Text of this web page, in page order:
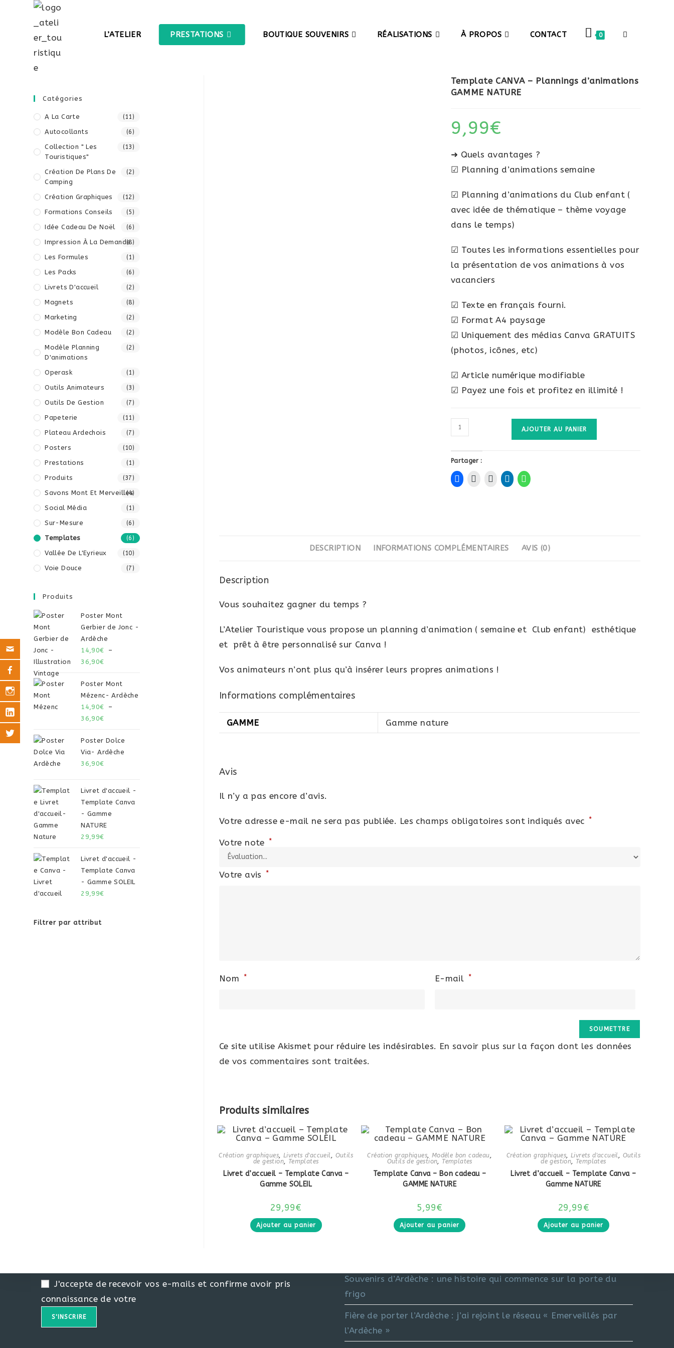
L’ATELIER PRESTATIONS BOUTIQUE SOUVENIRS RÉALISATIONS À PROPOS CONTACT 0
Template CANVA – Plannings d’animations
GAMME NATURE
9,99€
➜ Quels avantages ?
☑ Planning d’animations semaine
☑ Planning d’animations du Club enfant (
avec idée de thématique – thème voyage
dans le temps)
☑ Toutes les informations essentielles pour
la présentation de vos animations à vos
vacanciers
☑ Texte en français fourni.
☑ Format A4 paysage
☑ Uniquement des médias Canva GRATUITS
(photos, icônes, etc)
☑ Article numérique modifiable
☑ Payez une fois et profitez en illimité !
AJOUTER AU PANIER
Partager :
DESCRIPTION INFORMATIONS COMPLÉMENTAIRES AVIS (0)
Description
Vous souhaitez gagner du temps ?
L’Atelier Touristique vous propose un planning d’animation ( semaine et Club enfant) esthétique
et prêt à être personnalisé sur Canva !
Vos animateurs n’ont plus qu’à insérer leurs propres animations !
Informations complémentaires
GAMME Gamme nature
Avis
Il n’y a pas encore d’avis.
Votre adresse e-mail ne sera pas publiée. Les champs obligatoires sont indiqués avec *
Votre note *
Votre avis *
Nom * E-mail *
Ce site utilise Akismet pour réduire les indésirables. En savoir plus sur la façon dont les données
de vos commentaires sont traitées.
Produits similaires
Création graphiques Livrets d'accueil
Outils
de gestion, Templates
Livret d’accueil – Template Canva –
Gamme SOLEIL
29,99€
Ajouter au panier
Création graphiques Modèle bon cadeau
Outils de gestion
Templates
Template Canva – Bon cadeau –
GAMME NATURE
5,99€
Ajouter au panier
Création graphiques ,Livrets d'accueil
Outils
de gestion
Templates
Livret d’accueil – Template Canva –
Gamme NATURE
29,99€
Ajouter au panier
Catégories
A La Carte (11)
Autocollants (6)
Collection " Les
Touristiques"
(13)
Création De Plans De
Camping
(2)
Création Graphiques (12)
Formations Conseils (5)
Idée Cadeau De Noël (6)
Impression À La Demande(8)
Les Formules (1)
Les Packs (6)
Livrets D'accueil (2)
Magnets (8)
Marketing (2)
Modèle Bon Cadeau (2)
Modèle Planning
D'animations
(2)
Operask (1)
Outils Animateurs (3)
Outils De Gestion (7)
Papeterie (11)
Plateau Ardechois (7)
Posters (10)
Prestations (1)
Produits (37)
Savons Mont Et Merveilles
(4)
Social Média (1)
Sur-Mesure (6)
Templates (6)
Vallée De L'Eyrieux (10)
Voie Douce (7)
Produits
Poster Mont
Gerbier de Jonc -
Ardèche
14,90€
–
36,90€
Poster Mont
Mézenc- Ardèche
14,90€
–
36,90€
Poster Dolce
Via- Ardèche
36,90€
Livret d'accueil -
Template Canva
- Gamme
NATURE
29,99€
Livret d'accueil -
Template Canva
- Gamme SOLEIL
29,99€
Filtrer par attribut
J'accepte de recevoir vos e-mails et confirme avoir pris
connaissance de votre
Articles Récents
Souvenirs d’Ardèche : une histoire qui commence sur la porte du
frigo
Fière de porter l’Ardèche : j’ai rejoint le réseau « Emerveillés par
l’Ardèche »
Votre panier
Votre panier est vide